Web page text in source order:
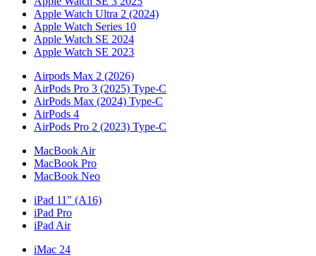
Apple Watch Ultra 2 (2024)
Apple Watch Series 10
Apple Watch SE 2024
Apple Watch SE 2023
Airpods Max 2 (2026)
AirPods Pro 3 (2025) Type-C
AirPods Max (2024) Type-C
AirPods 4
AirPods Pro 2 (2023) Type-C
MacBook Air
MacBook Pro
MacBook Neo
iPad 11" (A16)
iPad Pro
iPad Air
iMac 24